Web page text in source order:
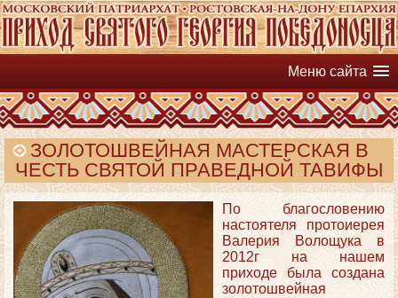
Меню сайта
ЗОЛОТОШВЕЙНАЯ МАСТЕРСКАЯ В
ЧЕСТЬ СВЯТОЙ ПРАВЕДНОЙ ТАВИФЫ
По благословению
настоятеля протоиерея
Валерия Волощука в
2012г на нашем
приходе была создана
золотошвейная